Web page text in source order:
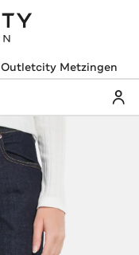
Outletcity Metzingen